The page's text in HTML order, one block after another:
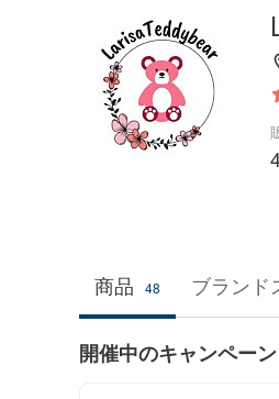
商品 48 ブランド
開催中のキャンペーン